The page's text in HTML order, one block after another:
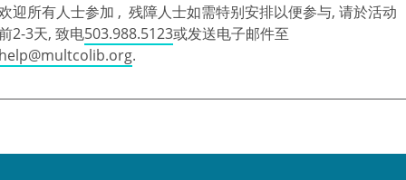
迎所有人士参加 , 残障人士如需特别安排以便参与, 请於活动
2-3天, 致电503.988.5123或发送电子邮件至
.